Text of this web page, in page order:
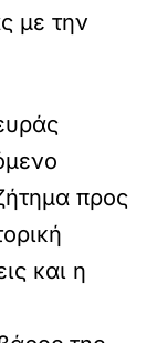
με την
προς
και η